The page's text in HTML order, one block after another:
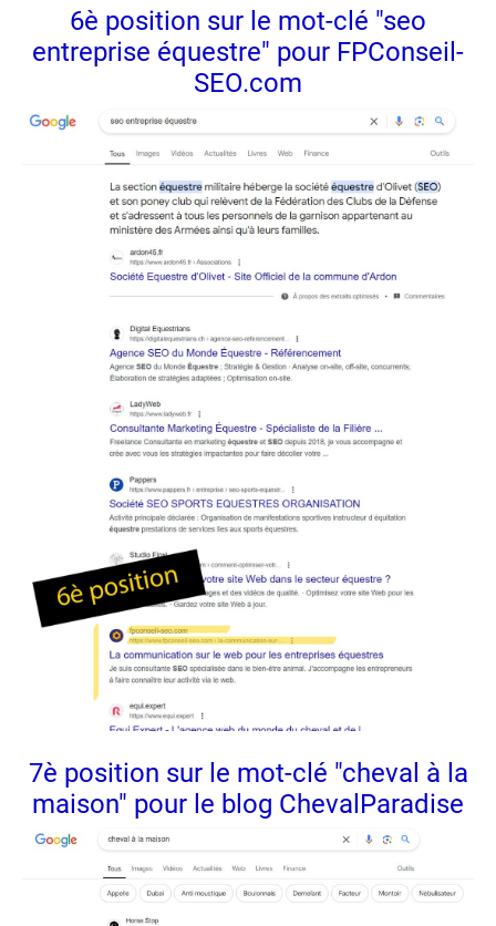
6è position sur le mot-clé "seo
entreprise équestre" pour FPConseil-
SEO.com
7è position sur le mot-clé "cheval à la
maison" pour le blog ChevalParadise